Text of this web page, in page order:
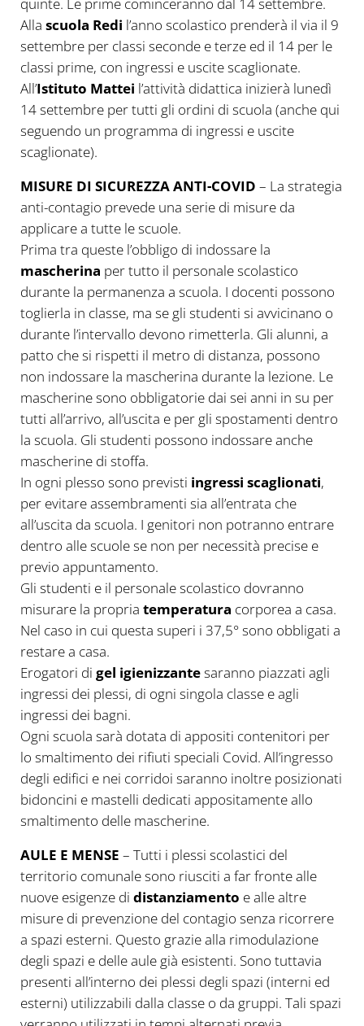
quinte. Le prime cominceranno dal 14 settembre.
Alla scuola Redi l’anno scolastico prenderà il via il 9
settembre per classi seconde e terze ed il 14 per le
classi prime, con ingressi e uscite scaglionate.
All’Istituto Mattei l’attività didattica inizierà lunedì
14 settembre per tutti gli ordini di scuola (anche qui
seguendo un programma di ingressi e uscite
scaglionate).
MISURE DI SICUREZZA ANTI-COVID – La strategia
anti-contagio prevede una serie di misure da
applicare a tutte le scuole.
Prima tra queste l’obbligo di indossare la
mascherina per tutto il personale scolastico
durante la permanenza a scuola. I docenti possono
toglierla in classe, ma se gli studenti si avvicinano o
durante l’intervallo devono rimetterla. Gli alunni, a
patto che si rispetti il metro di distanza, possono
non indossare la mascherina durante la lezione. Le
mascherine sono obbligatorie dai sei anni in su per
tutti all’arrivo, all’uscita e per gli spostamenti dentro
la scuola. Gli studenti possono indossare anche
mascherine di stoffa.
In ogni plesso sono previsti ingressi scaglionati,
per evitare assembramenti sia all’entrata che
all’uscita da scuola. I genitori non potranno entrare
dentro alle scuole se non per necessità precise e
previo appuntamento.
Gli studenti e il personale scolastico dovranno
misurare la propria temperatura corporea a casa.
Nel caso in cui questa superi i 37,5° sono obbligati a
restare a casa.
Erogatori di gel igienizzantesaranno piazzati agli
ingressi dei plessi, di ogni singola classe e agli
ingressi dei bagni.
Ogni scuola sarà dotata di appositi contenitori per
lo smaltimento dei rifiuti speciali Covid. All’ingresso
degli edifici e nei corridoi saranno inoltre posizionati
bidoncini e mastelli dedicati appositamente allo
smaltimento delle mascherine.
AULE E MENSE – Tutti i plessi scolastici del
territorio comunale sono riusciti a far fronte alle
nuove esigenze di distanziamento e alle altre
misure di prevenzione del contagio senza ricorrere
a spazi esterni. Questo grazie alla rimodulazione
degli spazi e delle aule già esistenti. Sono tuttavia
presenti all’interno dei plessi degli spazi (interni ed
esterni) utilizzabili dalla classe o da gruppi. Tali spazi